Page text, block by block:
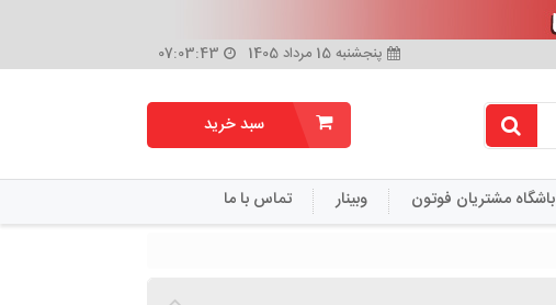
پنجشنبه 15 مرداد 1405 07:03:43
سبد خرید
باشگاه مشتریان فوتون وبینار تماس با ما